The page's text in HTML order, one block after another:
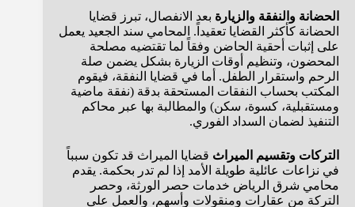
الحضانة والنفقة والزيارة بعد الانفصال، تبرز قضايا
الحضانة كأكثر القضايا تعقيداً. المحامي سند الجعيد يعمل
على إثبات أحقية الحاضن وفقاً لما تقتضيه مصلحة
المحضون، وتنظيم أوقات الزيارة بشكل يضمن صلة
الرحم واستقرار الطفل. أما في قضايا النفقة، فيقوم
المكتب بحساب النفقات المستحقة بدقة (نفقة ماضية
ومستقبلية، كسوة، سكن) والمطالبة بها عبر محاكم
التنفيذ لضمان السداد الفوري.
التركات وتقسيم الميراث قضايا الميراث قد تكون سبباً
في نزاعات عائلية طويلة الأمد إذا لم تدر بحكمة. يقدم
محامي شرق الرياض خدمات حصر الورثة، وحصر
التركة من عقارات ومنقولات وأسهم، والعمل على